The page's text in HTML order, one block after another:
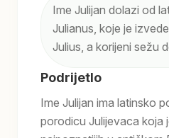
Ime Julijan dolazi od
Julianus, koje je
Julius, a korijeni sežu
Podrijetlo
Ime Julijan ima latinsko
porodicu Julijevaca koja